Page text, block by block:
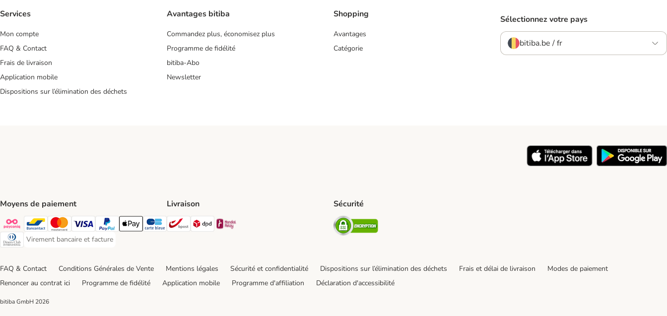
Services
Mon compte
FAQ & Contact
Frais de livraison
Application mobile
Dispositions sur l’élimination des déchets
Avantages bitiba
Commandez plus, économisez plus
Programme de fidélité
bitiba-Abo
Newsletter
Shopping
Avantages
Catégorie
Sélectionnez votre pays
bitiba.be / fr
Moyens de paiement
Payconiq Payment Method
Bancontact Payment Method
Mastercard Payment Method
Visa Payment Method
Paypal Payment Method
Apple Pay Payment Method
Carte bleue Payment Method
Diners club Payment Method
Virement bancaire et facture
Virement bancaire et facture Payment Method
Livraison
Bpost Shipping Method
DPD Shipping Method
Mondial relay Shipping Method
Sécurité
Security
FAQ & Contact Conditions Générales de Vente Mentions légales Sécurité et confidentialité Dispositions sur l’élimination des déchets Frais et délai de livraison
Modes de paiement
Renoncer au contrat ici
Programme de fidélité Application mobile Programme d'affiliation Déclaration d'accessibilité
bitiba GmbH 2026